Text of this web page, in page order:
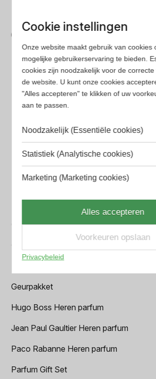
Bespaar tijd en geld
minder tijd en geld kwijt bent
Populaire herengeuren
Amouage Heren parfum
Armani Heren parfum
BALR. Heren parfum
Chanel Heren parfum
Geurpakket
Hugo Boss Heren parfum
Jean Paul Gaultier Heren parfum
Paco Rabanne Heren parfum
Parfum Gift Set
Cookie instellingen
Onze website maakt gebruik van cookies
mogelijke gebruikerservaring te bieden.
cookies zijn noodzakelijk voor de
de website. U kunt onze cookies
"Alles accepteren" te klikken of uw
aan te passen.
Noodzakelijk (Essentiële cookies)
Statistiek (Analytische cookies)
Marketing (Marketing cookies)
Alles accepteren
Voorkeuren opslaan
Privacybeleid